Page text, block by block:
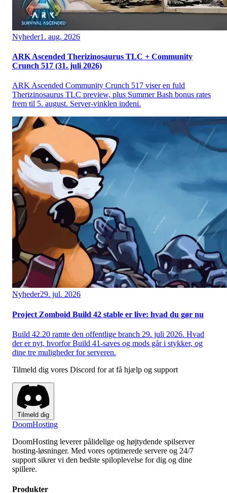
Nyheder1. aug. 2026
ARK Ascended Therizinosaurus TLC + Community
Crunch 517 (31. juli 2026)
ARK Ascended Community Crunch 517 viser en fuld
Therizinosaurus TLC preview, plus Summer Bash bonus rates
frem til 5. august. Server-vinklen indeni.
Nyheder29. jul. 2026
Project Zomboid Build 42 stable er live: hvad du gør nu
Build 42.20 ramte den offentlige branch 29. juli 2026. Hvad
der er nyt, hvorfor Build 41-saves og mods går i stykker, og
dine tre muligheder for serveren.
Tilmeld dig vores Discord for at få hjælp og support
Tilmeld dig
DoomHosting
DoomHosting leverer pålidelige og højtydende spilserver
hosting-løsninger. Med vores optimerede servere og 24/7
support sikrer vi den bedste spiloplevelse for dig og dine
spillere.
Produkter